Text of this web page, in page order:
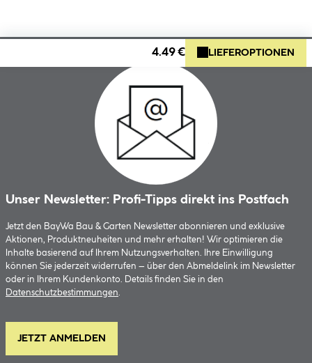
4.49 € LIEFEROPTIONEN
Unser Newsletter: Profi-Tipps direkt ins Postfach
Jetzt den BayWa Bau & Garten Newsletter abonnieren und exklusive
Aktionen, Produktneuheiten und mehr erhalten! Wir optimieren die
Inhalte basierend auf Ihrem Nutzungsverhalten. Ihre Einwilligung
können Sie jederzeit widerrufen – über den Abmeldelink im Newsletter
oder in Ihrem Kundenkonto. Details finden Sie in den
Datenschutzbestimmungen.
JETZT ANMELDEN